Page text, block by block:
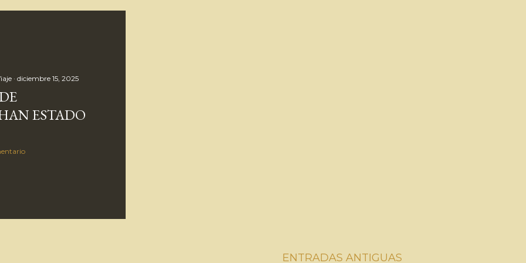
diciembre 15, 2025
ESTADO
ENTRADAS ANTIGUAS